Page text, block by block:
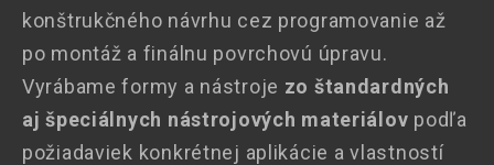
konštrukčného návrhu cez programovanie až
po montáž a finálnu povrchovú úpravu.
Vyrábame formy a nástroje zo štandardných
aj špeciálnych nástrojových materiálov podľa
požiadaviek konkrétnej aplikácie a vlastností